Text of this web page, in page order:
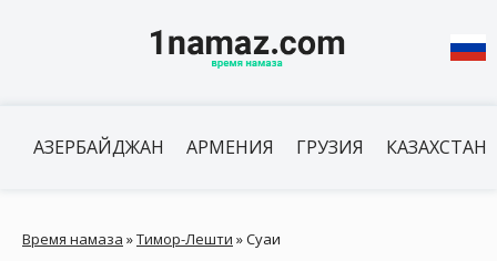
АЗЕРБАЙДЖАН АРМЕНИЯ ГРУЗИЯ КАЗАХСТАН
Время намаза »Тимор-Лешти »Суаи